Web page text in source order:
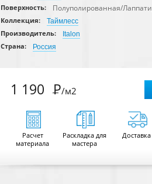
Поверхность:
Полуполированная/
Коллекция:
Таймлесс
Производитель:
Italon
Страна:
Россия
1 190 Р/м2
Расчет
материала
Раскладка для
мастера
Доставка